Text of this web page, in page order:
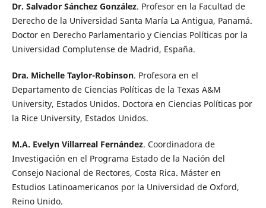
Dr. Salvador Sánchez González. Profesor en la Facultad de
Derecho de la Universidad Santa María La Antigua, Panamá.
Doctor en Derecho Parlamentario y Ciencias Políticas por la
Universidad Complutense de Madrid, España.
Dra. Michelle Taylor-Robinson. Profesora en el
Departamento de Ciencias Políticas de la Texas A&M
University, Estados Unidos. Doctora en Ciencias Políticas por
la Rice University, Estados Unidos.
M.A. Evelyn Villarreal Fernández. Coordinadora de
Investigación en el Programa Estado de la Nación del
Consejo Nacional de Rectores, Costa Rica. Máster en
Estudios Latinoamericanos por la Universidad de Oxford,
Reino Unido.